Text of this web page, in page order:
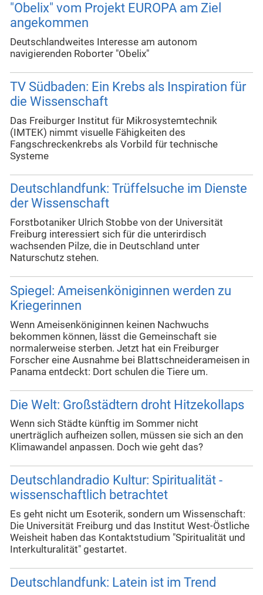
"Obelix" vom Projekt EUROPA am Ziel
angekommen
Deutschlandweites Interesse am autonom
navigierenden Roborter "Obelix"
TV Südbaden: Ein Krebs als Inspiration für
die Wissenschaft
Das Freiburger Institut für Mikrosystemtechnik
(IMTEK) nimmt visuelle Fähigkeiten des
Fangschreckenkrebs als Vorbild für technische
Systeme
Deutschlandfunk: Trüffelsuche im Dienste
der Wissenschaft
Forstbotaniker Ulrich Stobbe von der Universität
Freiburg interessiert sich für die unterirdisch
wachsenden Pilze, die in Deutschland unter
Naturschutz stehen.
Spiegel: Ameisenköniginnen werden zu
Kriegerinnen
Wenn Ameisenköniginnen keinen Nachwuchs
bekommen können, lässt die Gemeinschaft sie
normalerweise sterben. Jetzt hat ein Freiburger
Forscher eine Ausnahme bei Blattschneiderameisen in
Panama entdeckt: Dort schulen die Tiere um.
Die Welt: Großstädtern droht Hitzekollaps
Wenn sich Städte künftig im Sommer nicht
unerträglich aufheizen sollen, müssen sie sich an den
Klimawandel anpassen. Doch wie geht das?
Deutschlandradio Kultur: Spiritualität -
wissenschaftlich betrachtet
Es geht nicht um Esoterik, sondern um Wissenschaft:
Die Universität Freiburg und das Institut West-Östliche
Weisheit haben das Kontaktstudium "Spiritualität und
Interkulturalität" gestartet.
Deutschlandfunk: Latein ist im Trend